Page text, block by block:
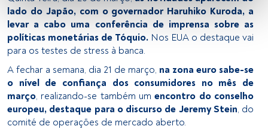
Utilizar dados de localização geográfica precisa. Analisar
ativamente as características do dispositivo para sua
identificação. Armazenar as informações num dispositivo
e/ou aceder às mesmas. Publicidade e conteúdo
personalizados, medição de publicidade e conteúdo,
pesquisa de audiência e desenvolvimento de serviços.
Lista de parceiros (fornecedores)
lado do Japão, com o governador Haruhiko Kuroda, a
levar a cabo uma conferência de imprensa sobre as
políticas monetárias de Tóquio. Nos EUA o destaque vai
para os testes de stress à banca.
A fechar a semana, dia 21 de março, na zona euro sabe-se
o nível de confiança dos consumidores no mês de
março, realizando-se também umencontro do conselho
europeu, destaque para o discurso de Jeremy Stein, do
comité de operações de mercado aberto.